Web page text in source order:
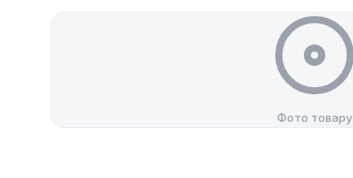
Фото товару